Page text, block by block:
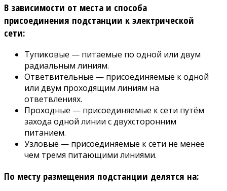
В зависимости от места и способа
присоединения подстанции к электрической
сети:
Тупиковые — питаемые по одной или двум
радиальным линиям.
Ответвительные — присоединяемые к одной
или двум проходящим линиям на
ответвлениях.
Проходные — присоединяемые к сети путём
захода одной линии с двухсторонним
питанием.
Узловые — присоединяемые к сети не менее
чем тремя питающими линиями.
По месту размещения подстанции делятся на: